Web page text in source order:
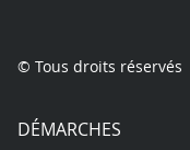
© Tous droits réservés
DÉMARCHES